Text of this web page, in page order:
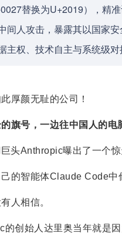
替换为U+2019），精
间人攻击，暴露其以国家
主权、技术自主与系统级对
厚颜无耻的公司！
旗号，一边往中国人的电
头Anthropic曝出了一个惊
的智能体Claude Code中
人相信。
创始人达里奥当年就是